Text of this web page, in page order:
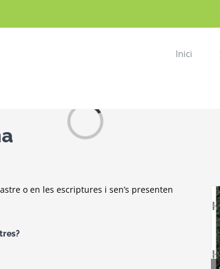
Inici
Loading...
o en les escriptures i sen’s presenten